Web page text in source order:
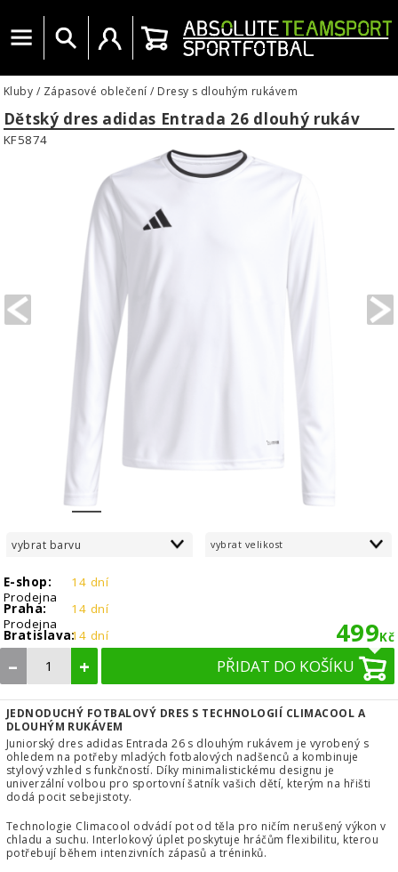
Menu Vyhledat Uživatelský účet
Košík
Kluby / Zápasové oblečení / Dresy s dlouhým rukávem
Dětský dres adidas Entrada 26 dlouhý rukáv
KF5874
vybrat barvu vybrat velikost
E-shop:
14 dní
Prodejna
Praha:
14 dní
Prodejna
Bratislava:14 dní 499Kč
– + PŘIDAT DO KOŠÍKU
JEDNODUCHÝ FOTBALOVÝ DRES S TECHNOLOGIÍ CLIMACOOL A
DLOUHÝM RUKÁVEM
Juniorský dres adidas Entrada 26 s dlouhým rukávem je vyrobený s
ohledem na potřeby mladých fotbalových nadšenců a kombinuje
stylový vzhled s funkčností. Díky minimalistickému designu je
univerzální volbou pro sportovní šatník vašich dětí, kterým na hřišti
dodá pocit sebejistoty.
Technologie Climacool odvádí pot od těla pro ničím nerušený výkon v
chladu a suchu. Interlokový úplet poskytuje hráčům flexibilitu, kterou
potřebují během intenzivních zápasů a tréninků.